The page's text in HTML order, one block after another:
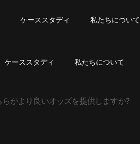
ケーススタディ 私たちについて
ケーススタディ 私たちについて
がより良いオッズを提供しますか?